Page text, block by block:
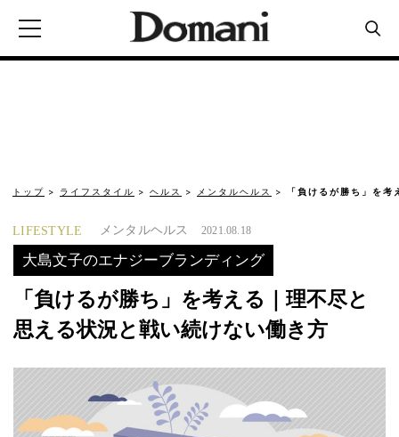
トップ ライフスタイル ヘルス メンタルヘルス 「負けるが勝ち」を
LIFESTYLE メンタルヘルス 2021.08.18
大島文子のエナジーブランディング
「負けるが勝ち」を考える｜理不尽と
思える状況と戦い続けない働き方